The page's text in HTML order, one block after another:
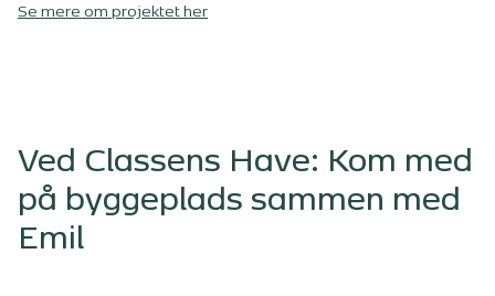
Se mere om projektet her
Ved Classens Have: Kom med
på byggeplads sammen med
Emil